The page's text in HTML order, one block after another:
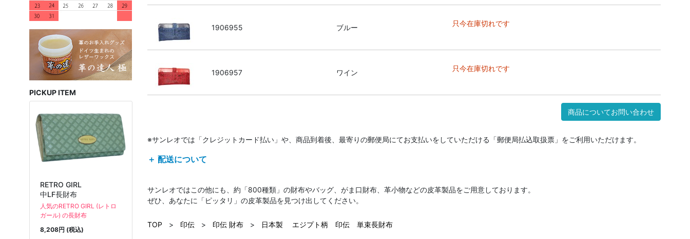
PICKUP ITEM
RETRO GIRL
中LF長財布
人気のRETRO GIRL (レトロ
ガール) の長財布
8,208円 (税込)
1906955 ブルー 只今在庫切れです
1906957 ワイン 只今在庫切れです
商品についてお問い合わせ
※サンレオでは「クレジットカード払い」や、商品到着後、最寄りの郵便局にてお支払いをしていただける「郵便局払込取扱票」をご利用いただけます。
＋ 配送について
サンレオではこの他にも、約「800種類」の財布やバッグ、がま口財布、革小物などの皮革製品をご用意しております。
ぜひ、あなたに「ピッタリ」の皮革製品を見つけ出してください。
TOP > 印伝 > 印伝 財布 > 日本製 エジプト柄 印伝 単束長財布